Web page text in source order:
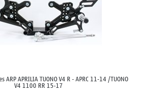
ARP APRILIA TUONO V4 R - APRC 11-14 /TUONO
V4 1100 RR 15-17